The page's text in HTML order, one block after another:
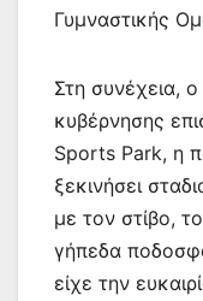
Γυμναστικής
Στη συνέχεια,
κυβέρνησης
Sports Park, η
ξεκινήσει
με τον στίβο,
γήπεδα
είχε την